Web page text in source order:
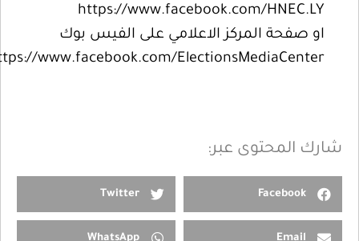
https://www.facebook.com/HNEC.LY
او صفحة المركز الاعلامي على الفيس بوك
https://www.facebook.com/ElectionsMediaCenter
شارك المحتوى عبر:
Facebook
Twitter
Email
WhatsApp